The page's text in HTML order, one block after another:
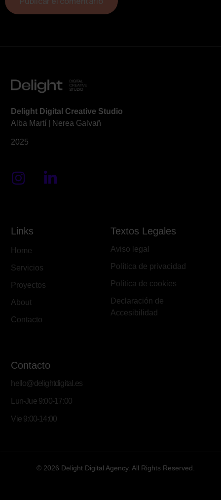
Delight Digital Creative Studio
Alba Martí | Nerea Galvañ
2025
Links
Home
Servicios
Proyectos
About
Contacto
Textos Legales
Aviso legal
Política de privacidad
Política de cookies
Declaración de
Accesibilidad
Contacto
hello@delightdigital.es
Lun-Jue 9:00-17:00
Vie 9:00-14:00
© 2026 Delight Digital Agency. All Rights Reserved.